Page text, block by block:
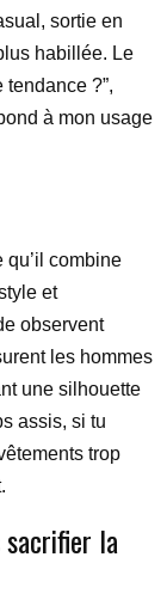
sortie en
habillée. Le
tendance ?”,
à mon usage
qu’il combine
et
observent
les hommes
une silhouette
assis, si tu
trop
sacrifier la